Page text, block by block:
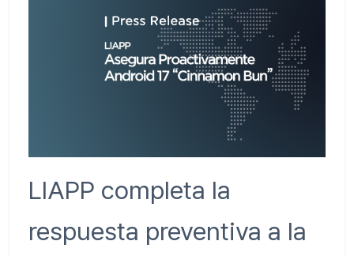
LIAPP completa la
respuesta preventiva a la